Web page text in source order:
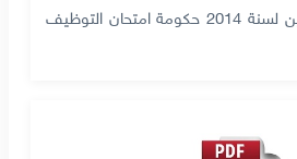
امتحانات تعيين المعلمين لسنة 2014 حكومة امتحان التوظيف